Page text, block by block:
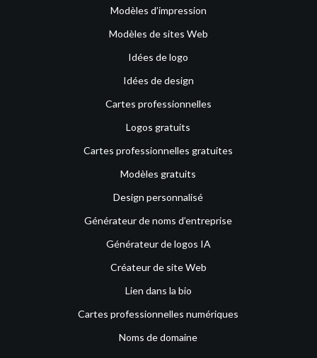
Modèles d’impression
Modèles de sites Web
Idées de logo
Idées de design
Cartes professionnelles
Logos gratuits
Cartes professionnelles gratuites
Modèles gratuits
Design personnalisé
Générateur de noms d’entreprise
Générateur de logos IA
Créateur de site Web
Lien dans la bio
Cartes professionnelles numériques
Noms de domaine